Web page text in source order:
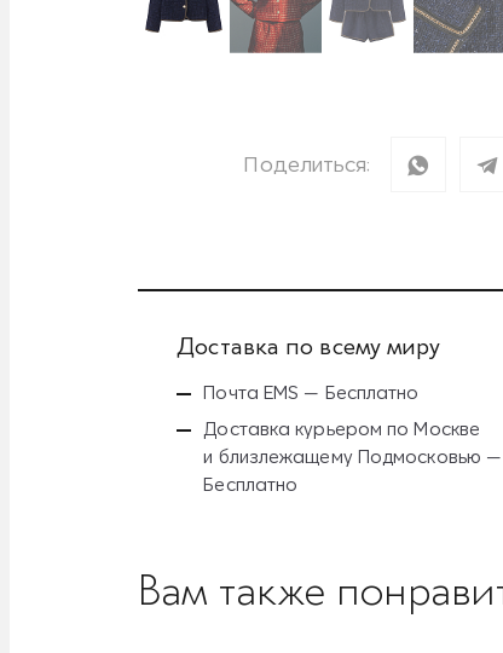
Поделиться:
Доставка по всему миру
Почта EMS — Бесплатно
Доставка курьером по Москве
и близлежащему Подмосковью —
Бесплатно
Вам также